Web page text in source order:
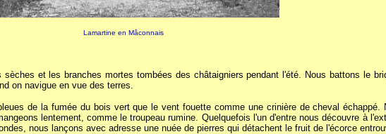
Lamartine en Mâconnais
et les branches mortes tombées des châtaigniers pendant l'été. Nous battons le
on navigue en vue des terres.
de la fumée du bois vert que le vent fouette comme une crinière de cheval
lentement, comme le troupeau rumine. Quelquefois l'un d'entre nous découvre à
nous lançons avec adresse une nuée de pierres qui détachent le fruit de l'écorce